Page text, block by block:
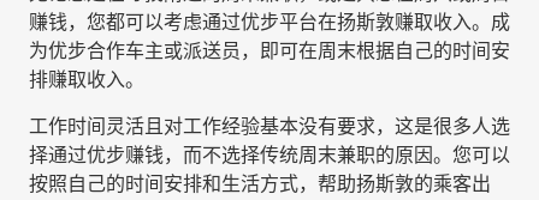
赚钱，您都可以考虑通过优步平台在扬斯敦赚取收入。成
为优步合作车主或派送员，即可在周末根据自己的时间安
排赚取收入。
工作时间灵活且对工作经验基本没有要求，这是很多人选
择通过优步赚钱，而不选择传统周末兼职的原因。您可以
按照自己的时间安排和生活方式，帮助扬斯敦的乘客出